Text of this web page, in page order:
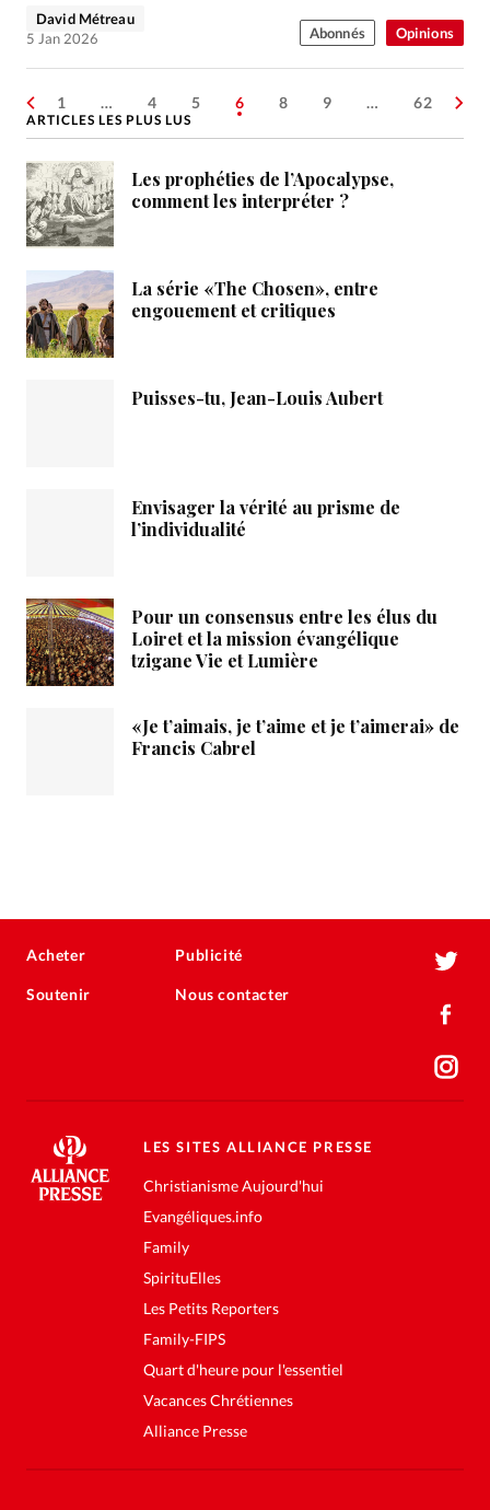
Opinions
David Métreau
5 Jan 2026
Abonnés
1 … 4 5 6 8 9 … 62
ARTICLES LES PLUS LUS
Les prophéties de l’Apocalypse,
comment les interpréter ?
La série «The Chosen», entre
engouement et critiques
Puisses-tu, Jean-Louis Aubert
Envisager la vérité au prisme de
l’individualité
Pour un consensus entre les élus du
Loiret et la mission évangélique
tzigane Vie et Lumière
«Je t’aimais, je t’aime et je t’aimerai» de
Francis Cabrel
Acheter
Soutenir
Publicité
Nous contacter
LES SITES ALLIANCE PRESSE
Christianisme Aujourd'hui
Evangéliques.info
Family
SpirituElles
Les Petits Reporters
Family-FIPS
Quart d'heure pour l'essentiel
Vacances Chrétiennes
Alliance Presse